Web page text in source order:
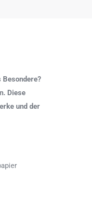
Diese
und der